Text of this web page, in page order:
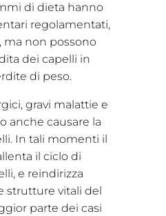
di dieta hanno
regolamentati,
ma non possono
dei capelli in
di peso.
gravi malattie e
anche causare la
In tali momenti il
il ciclo di
e reindirizza
strutture vitali del
parte dei casi